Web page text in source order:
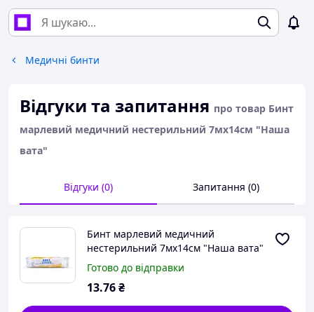
Медичні бинти
Відгуки та запитання про товар Бинт
марлевий медичний нестерильний 7мх14см "Наша
вата"
Відгуки (0) Запитання (0)
Бинт марлевий медичний
нестерильний 7мх14см "Наша вата"
Готово до відправки
13.76₴